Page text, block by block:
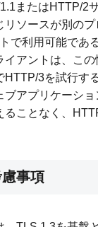
またはHTTP/2
ソースが別のプ
で利用可能であ
イアントは、こ
HTTP/3を試行す
アプリケーシ
ることなく、
事項